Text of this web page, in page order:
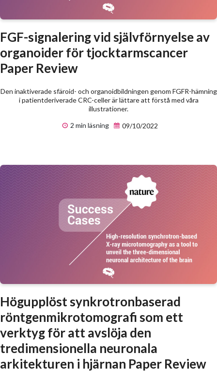
FGF-signalering vid självförnyelse av
organoider för tjocktarmscancer
Paper Review
Den inaktiverade sfäroid- och organoidbildningen genom FGFR-hämning
i patientderiverade CRC-celler är lättare att förstå med våra
illustrationer.
2 min läsning
09/10/2022
Högupplöst synkrotronbaserad
röntgenmikrotomografi som ett
verktyg för att avslöja den
tredimensionella neuronala
arkitekturen i hjärnan Paper Review